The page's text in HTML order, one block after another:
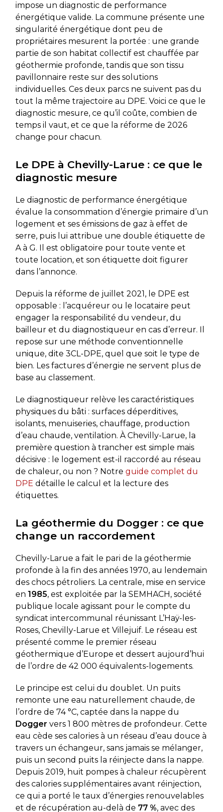
impose un diagnostic de performance
énergétique valide. La commune présente une
singularité énergétique dont peu de
propriétaires mesurent la portée : une grande
partie de son habitat collectif est chauffée par
géothermie profonde, tandis que son tissu
pavillonnaire reste sur des solutions
individuelles. Ces deux parcs ne suivent pas du
tout la même trajectoire au DPE. Voici ce que le
diagnostic mesure, ce qu’il coûte, combien de
temps il vaut, et ce que la réforme de 2026
change pour chacun.
Le DPE à Chevilly-Larue : ce que le
diagnostic mesure
Le diagnostic de performance énergétique
évalue la consommation d’énergie primaire d’un
logement et ses émissions de gaz à effet de
serre, puis lui attribue une double étiquette de
A à G. Il est obligatoire pour toute vente et
toute location, et son étiquette doit figurer
dans l’annonce.
Depuis la réforme de juillet 2021, le DPE est
opposable : l’acquéreur ou le locataire peut
engager la responsabilité du vendeur, du
bailleur et du diagnostiqueur en cas d’erreur. Il
repose sur une méthode conventionnelle
unique, dite 3CL-DPE, quel que soit le type de
bien. Les factures d’énergie ne servent plus de
base au classement.
Le diagnostiqueur relève les caractéristiques
physiques du bâti : surfaces déperditives,
isolants, menuiseries, chauffage, production
d’eau chaude, ventilation. À Chevilly-Larue, la
première question à trancher est simple mais
décisive : le logement est-il raccordé au réseau
de chaleur, ou non ? Notre guide complet du
DPE détaille le calcul et la lecture des
étiquettes.
La géothermie du Dogger : ce que
change un raccordement
Chevilly-Larue a fait le pari de la géothermie
profonde à la fin des années 1970, au lendemain
des chocs pétroliers. La centrale, mise en service
en 1985, est exploitée par la SEMHACH, société
publique locale agissant pour le compte du
syndicat intercommunal réunissant L’Haÿ-les-
Roses, Chevilly-Larue et Villejuif. Le réseau est
présenté comme le premier réseau
géothermique d’Europe et dessert aujourd’hui
de l’ordre de 42 000 équivalents-logements.
Le principe est celui du doublet. Un puits
remonte une eau naturellement chaude, de
l’ordre de 74 °C, captée dans la nappe du
Dogger vers 1 800 mètres de profondeur. Cette
eau cède ses calories à un réseau d’eau douce à
travers un échangeur, sans jamais se mélanger,
puis un second puits la réinjecte dans la nappe.
Depuis 2019, huit pompes à chaleur récupèrent
des calories supplémentaires avant réinjection,
ce qui a porté le taux d’énergies renouvelables
et de récupération au-delà de 77 %, avec des